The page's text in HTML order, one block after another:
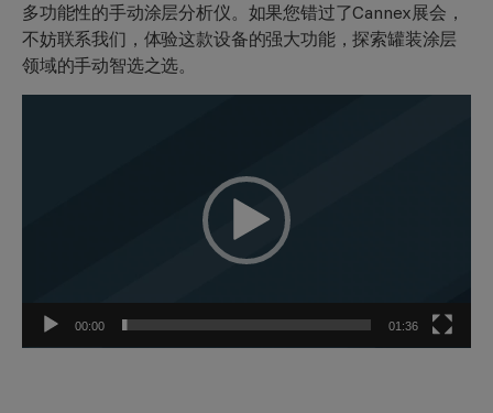
多功能性的手动涂层分析仪。如果您错过了Cannex展会，
不妨联系我们，体验这款设备的强大功能，探索罐装涂层
领域的手动智选之选。
00:00 01:36